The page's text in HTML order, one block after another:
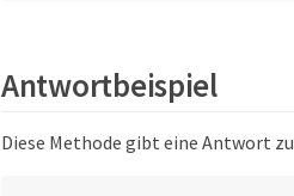
Antwortbeispiel
Diese Methode gibt eine Antwort